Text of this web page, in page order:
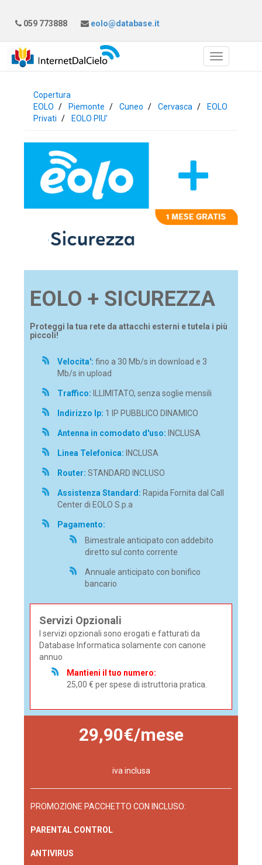
059 773888 eolo@database.it
Copertura
EOLO
Piemonte Cuneo Cervasca
EOLO
Privati
EOLO PIU'
EOLO + SICUREZZA
Proteggi la tua rete da attacchi esterni e tutela i più
piccoli!
Velocita': fino a 30 Mb/s in download e 3
Mb/s in upload
Traffico: ILLIMITATO, senza soglie mensili
Indirizzo Ip: 1 IP PUBBLICO DINAMICO
Antenna in comodato d'uso: INCLUSA
Linea Telefonica: INCLUSA
Router: STANDARD INCLUSO
Assistenza Standard: Rapida Fornita dal Call
Center di EOLO S.p.a
Pagamento:
Bimestrale anticipato con addebito
diretto sul conto corrente
Annuale anticipato con bonifico
bancario
Servizi Opzionali
I servizi opzionali sono erogati e fatturati da
Database Informatica solamente con canone
annuo
Mantieni il tuo numero:
25,00 € per spese di istruttoria pratica.
29,90€/mese
iva inclusa
PROMOZIONE PACCHETTO CON INCLUSO:
PARENTAL CONTROL
ANTIVIRUS